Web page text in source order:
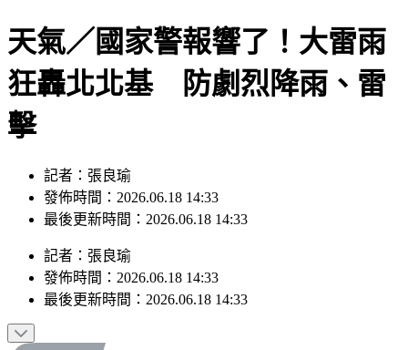
天氣／國家警報響了！大雷雨
狂轟北北基 防劇烈降雨、雷
擊
記者：張良瑜
發佈時間：2026.06.18 14:33
記者：張良瑜
發佈時間：2026.06.18 14:33